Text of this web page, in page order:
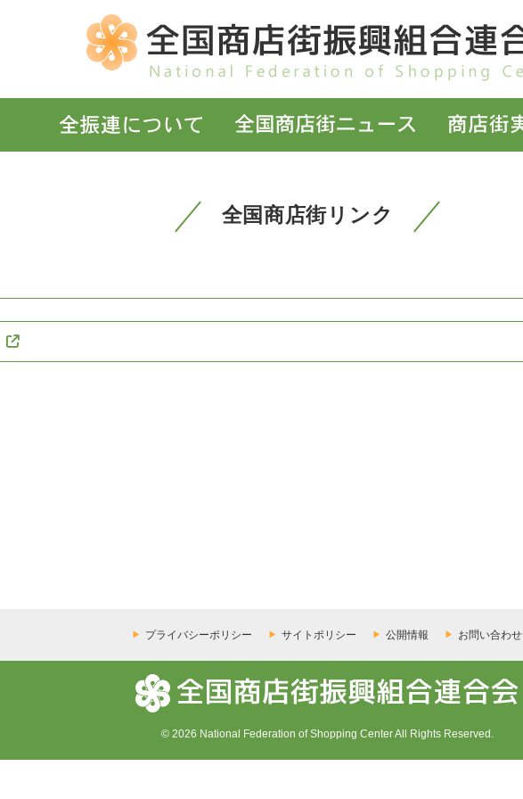
全国商店街リンク
プライバシーポリシー サイトポリシー 公開情報 お問い合わせ
© 2026 National Federation of Shopping Center All Rights Reserved.